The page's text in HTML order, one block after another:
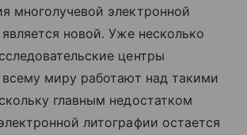
многолучевой электронной
новой. Уже несколько
центры
миру работают над такими
главным недостатком
литографии остается